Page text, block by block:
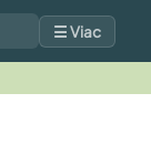
☰ Viac